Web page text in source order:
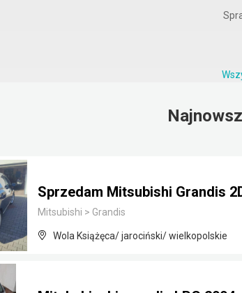
Sprzedam Mitsubishi Grandis
Mitsubishi > Grandis
Wola Książęca/ jarociński/ wielkopolskie